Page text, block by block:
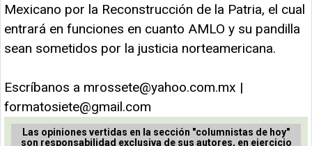
Mexicano por la Reconstrucción de la Patria, el cual
entrará en funciones en cuanto AMLO y su pandilla
sean sometidos por la justicia norteamericana.
Escríbanos a mrossete@yahoo.com.mx |
formatosiete@gmail.com
Las opiniones vertidas en la sección "columnistas de hoy"
son responsabilidad exclusiva de sus autores, en ejercicio